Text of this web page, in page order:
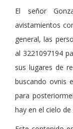
El señor
avistamientos
general, las
al 3221097194
sus lugares de
buscando ovnis
para
hay en el cielo de